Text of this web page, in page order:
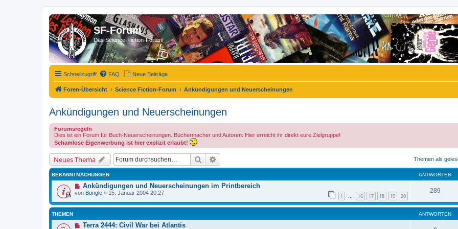
SF-Forum
Das Science-Fiction-Forum!
Schnellzugriff FAQ Neue Beiträge
Foren-Übersicht Science Fiction-Forum Ankündigungen und Neuerscheinungen
Ankündigungen und Neuerscheinungen
Forumsregeln
Dies ist ein Forum für Buch-Neuerscheinungen. Büchermacher und Autoren: Hier erreicht ihr direkt eure Zielgruppe!
Schamlose Eigenwerbung ist hier explizit erlaubt!
Neues Thema Suche Themen als
BEKANNTMACHUNGEN ANTWORTEN
Ankündigungen und Neuerscheinungen im Printbereich
von Bungle » 15. Januar 2004 20:27 1 … 16 17 18 19 20
289
THEMEN ANTWORTEN
Terra 2444: Civil War bei Atlantis